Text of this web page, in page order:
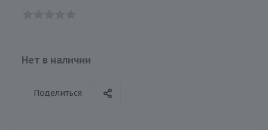
Нет в наличии
Поделиться